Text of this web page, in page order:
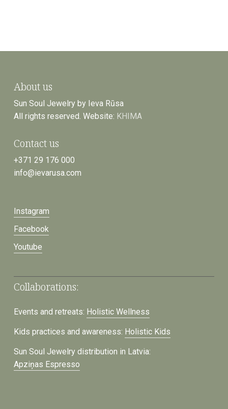
About us
Sun Soul Jewelry by Ieva Rūsa
All rights reserved. Website: KHIMA
Contact us
+371 29 176 000
info@ievarusa.com
Instagram
Facebook
Youtube
Collaborations:
Events and retreats: Holistic Wellness
Kids practices and awareness: Holistic Kids
Sun Soul Jewelry distribution in Latvia:
Apziņas Espresso